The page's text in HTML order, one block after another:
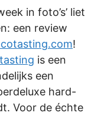
in foto’s’ liet
een review
!
is een
een
hard-
Voor de échte